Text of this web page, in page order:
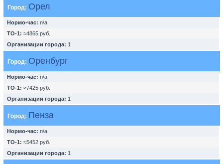
Город: Орел
Нормо-час: n\a
ТО-1: ≈4865 руб.
Организации города: 1
Город: Оренбург
Нормо-час: n\a
ТО-1: ≈7425 руб.
Организации города: 1
Город: Пенза
Нормо-час: n\a
ТО-1: ≈5452 руб.
Организации города: 1